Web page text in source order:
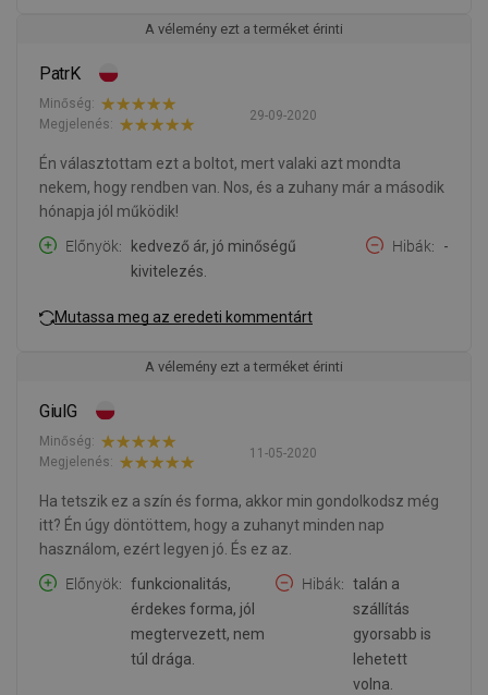
A vélemény ezt a terméket érinti
PatrK
29-09-2020
Minőség:
Megjelenés:
Én választottam ezt a boltot, mert valaki azt mondta
nekem, hogy rendben van. Nos, és a zuhany már a második
hónapja jól működik!
Előnyök
kedvező ár, jó minőségű
kivitelezés.
Hibák -
Mutassa meg az eredeti kommentárt
A vélemény ezt a terméket érinti
GiulG
11-05-2020
Minőség:
Megjelenés:
Ha tetszik ez a szín és forma, akkor min gondolkodsz még
itt? Én úgy döntöttem, hogy a zuhanyt minden nap
használom, ezért legyen jó. És ez az.
Előnyök
funkcionalitás,
érdekes forma, jól
megtervezett, nem
túl drága.
Hibák
talán a
szállítás
gyorsabb is
lehetett
volna.